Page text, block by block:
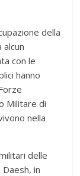
della
con le
hanno
Militare di
nella
delle
in